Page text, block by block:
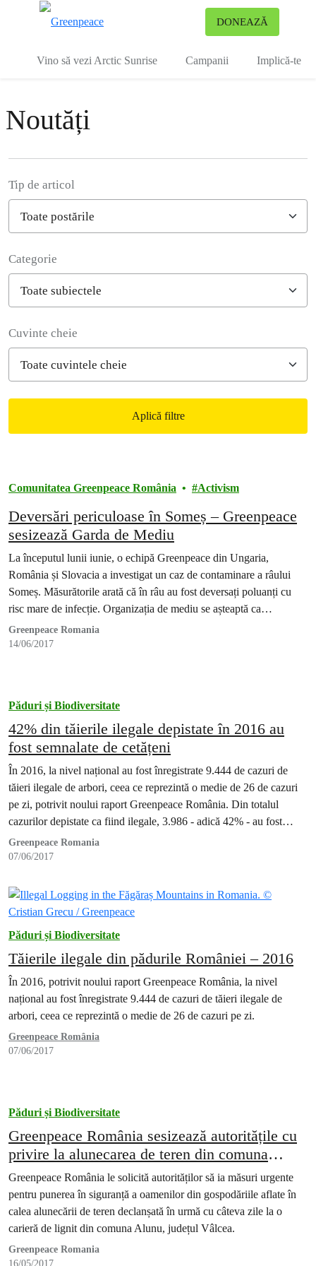
DONEAZĂ
Vino să vezi Arctic Sunrise Campanii Implică-te
Noutăți
Tip de articol
Categorie
Cuvinte cheie
Aplică filtre
Comunitatea Greenpeace România Activism
Deversări periculoase în Someș – Greenpeace
sesizează Garda de Mediu
La începutul lunii iunie, o echipă Greenpeace din Ungaria,
România și Slovacia a investigat un caz de contaminare a râului
Someș. Măsurătorile arată că în râu au fost deversați poluanți cu
risc mare de infecție. Organizația de mediu se așteaptă ca
autoritățile române să acționeze de urgență împotriva poluării
pentru a proteja sănătatea publică.
Greenpeace Romania
14/06/2017
Păduri și Biodiversitate
42% din tăierile ilegale depistate în 2016 au
fost semnalate de cetățeni
În 2016, la nivel național au fost înregistrate 9.444 de cazuri de
tăieri ilegale de arbori, ceea ce reprezintă o medie de 26 de cazuri
pe zi, potrivit noului raport Greenpeace România. Din totalul
cazurilor depistate ca fiind ilegale, 3.986 - adică 42% - au fost
identificate de cetățeni.
Greenpeace Romania
07/06/2017
Păduri și Biodiversitate
Tăierile ilegale din pădurile României – 2016
În 2016, potrivit noului raport Greenpeace România, la nivel
național au fost înregistrate 9.444 de cazuri de tăieri ilegale de
arbori, ceea ce reprezintă o medie de 26 de cazuri pe zi.
Greenpeace România
07/06/2017
Păduri și Biodiversitate
Greenpeace România sesizează autoritățile cu
privire la alunecarea de teren din comuna
Alunu, Vâlcea
Greenpeace România le solicită autorităților să ia măsuri urgente
pentru punerea în siguranță a oamenilor din gospodăriile aflate în
calea alunecării de teren declanșată în urmă cu câteva zile la o
carieră de lignit din comuna Alunu, județul Vâlcea.
Greenpeace Romania
16/05/2017